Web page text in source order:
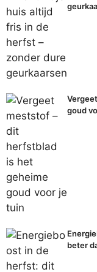
goud
beter